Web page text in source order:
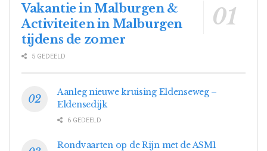
Vakantie in Malburgen &
Activiteiten in Malburgen
tijdens de zomer
5 GEDEELD
Aanleg nieuwe kruising Eldenseweg –
Eldensedijk
6 GEDEELD
Rondvaarten op de Rijn met de ASM1